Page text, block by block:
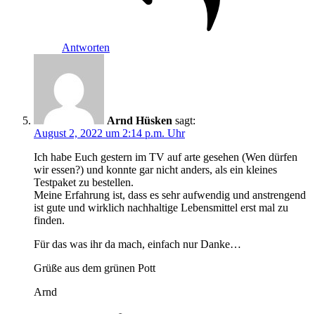
Antworten
Arnd Hüsken sagt:
August 2, 2022 um 2:14 p.m. Uhr
Ich habe Euch gestern im TV auf arte gesehen (Wen dürfen
wir essen?) und konnte gar nicht anders, als ein kleines
Testpaket zu bestellen.
Meine Erfahrung ist, dass es sehr aufwendig und anstrengend
ist gute und wirklich nachhaltige Lebensmittel erst mal zu
finden.
Für das was ihr da mach, einfach nur Danke…
Grüße aus dem grünen Pott
Arnd